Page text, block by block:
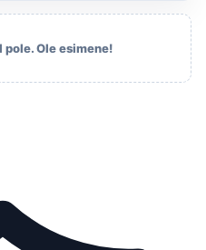
pole. Ole esimene!